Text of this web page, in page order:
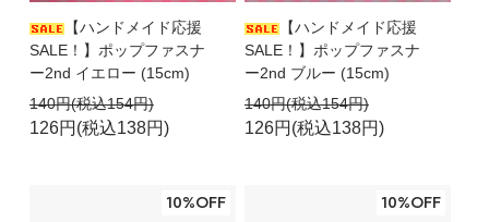
【ハンドメイド応援
SALE！】ポップファスナ
ー2nd イエロー (15cm)
140円(税込154円)
126円(税込138円)
【ハンドメイド応援
SALE！】ポップファスナ
ー2nd ブルー (15cm)
140円(税込154円)
126円(税込138円)
10%OFF 10%OFF